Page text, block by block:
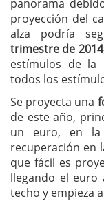
panorama
proyección del
alza podría
trimestre de 2014
estímulos de la
todos los
Se proyecta una
de este año,
un euro, en la
recuperación en
que fácil es
llegando el euro
techo y empieza